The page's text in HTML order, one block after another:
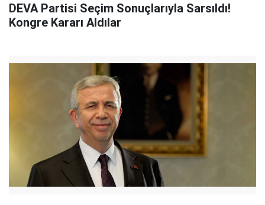
DEVA Partisi Seçim Sonuçlarıyla Sarsıldı!
Kongre Kararı Aldılar